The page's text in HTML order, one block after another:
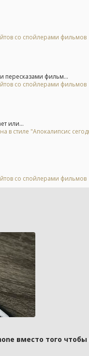
со спойлерами фильмов
пересказами фильм...
со спойлерами фильмов
или...
стиле "Апокалипсис
со спойлерами фильмов
вместо того